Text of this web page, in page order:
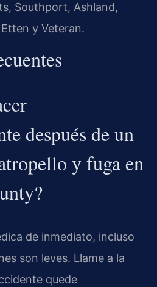
Southport, Ashland,
y Veteran.
después de un
y fuga en
de inmediato, incluso
son leves. Llame a la
quede